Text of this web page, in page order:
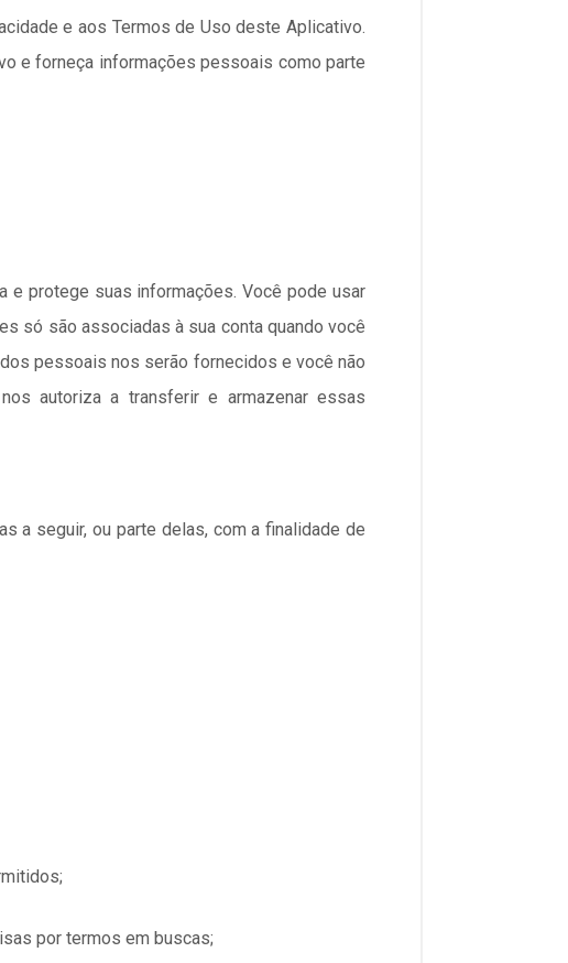
e aos Termos de Uso deste Aplicativo.
e forneça informações pessoais como parte
protege suas informações. Você pode usar
só são associadas à sua conta quando você
pessoais nos serão fornecidos e você não
autoriza a transferir e armazenar essas
a seguir, ou parte delas, com a finalidade de
por termos em buscas;